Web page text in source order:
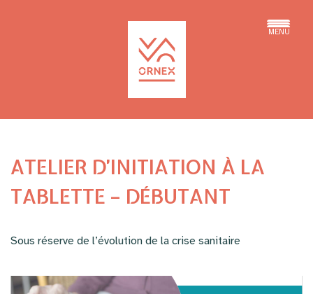
MENU
ATELIER D’INITIATION À LA
TABLETTE – DÉBUTANT
Sous réserve de l’évolution de la crise sanitaire